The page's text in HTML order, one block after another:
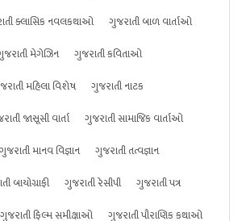
ક્લાસિક નવલકથાઓ
ગુજરાતી બાળ વાર્તાઓ
મેગેઝિન
ગુજરાતી કવિતાઓ
મહિલા વિશેષ
ગુજરાતી નાટક
જાસૂસી વાર્તા
ગુજરાતી સામાજિક વાર્તાઓ
ગુજરાતી માનવ વિજ્ઞાન
ગુજરાતી તત્વજ્ઞાન
બાયોગ્રાફી ગુજરાતી રેસીપી
ગુજરાતી પત્ર
ગુજરાતી ફિલ્મ સમીક્ષાઓ ગુજરાતી પૌરાણિક કથાઓ